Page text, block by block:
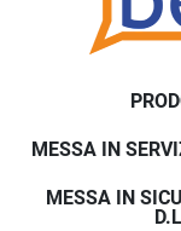
MESSA IN
MESSA IN